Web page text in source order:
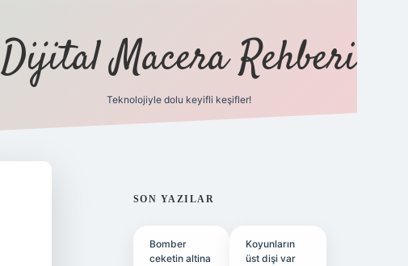
Dijital Macera Rehberi
Teknolojiyle dolu keyifli keşifler!
SIDEBAR
SON YAZILAR
Bomber
ceketin altina
Koyunların
üst dişi var